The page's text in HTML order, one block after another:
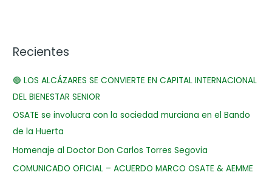
Recientes
🟢 LOS ALCÁZARES SE CONVIERTE EN CAPITAL INTERNACIONAL
DEL BIENESTAR SENIOR
OSATE se involucra con la sociedad murciana en el Bando
de la Huerta
Homenaje al Doctor Don Carlos Torres Segovia
COMUNICADO OFICIAL – ACUERDO MARCO OSATE & AEMME